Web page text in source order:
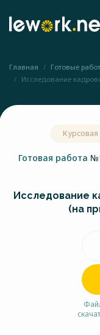
Главная Готовые
Исследование
Готовая работа
Исследование
(на